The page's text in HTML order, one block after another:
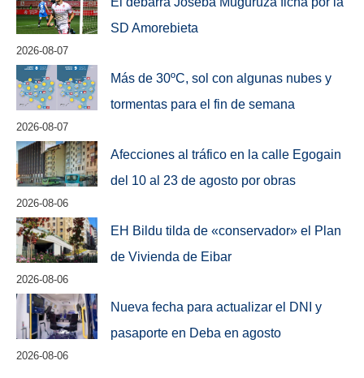
SD Amorebieta
2026-08-07
Más de 30ºC, sol con algunas nubes y
tormentas para el fin de semana
2026-08-07
Afecciones al tráfico en la calle Egogain
del 10 al 23 de agosto por obras
2026-08-06
EH Bildu tilda de «conservador» el Plan
de Vivienda de Eibar
2026-08-06
Nueva fecha para actualizar el DNI y
pasaporte en Deba en agosto
2026-08-06